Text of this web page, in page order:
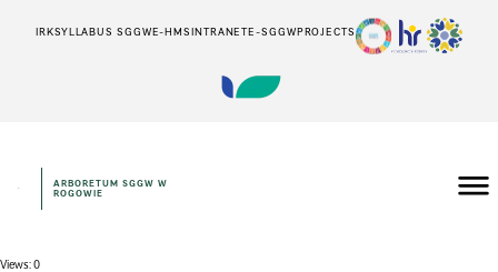
IRKSYLLABUS SGGWE-HMSINTRANETE-SGGWPROJECTS
ARBORETUM SGGW W
ROGOWIE
Views: 0